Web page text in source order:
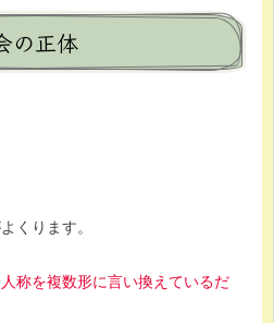
の正体
くります。
称を複数形に言い換えているだ